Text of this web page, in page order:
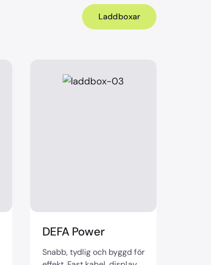
Laddboxar
DEFA Power
Snabb, tydlig och byggd för